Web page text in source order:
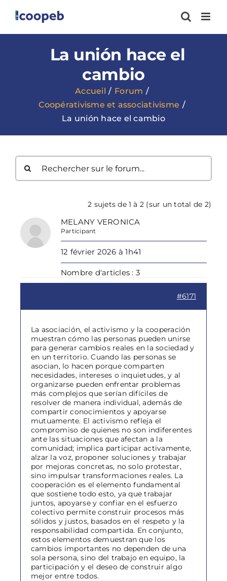
contenu
La unión hace el
cambio
Accueil
Forum
Coopérativisme et associativisme
La unión hace el cambio
2 sujets de 1 à 2 (sur un total de 2)
MELANY VERONICA
Participant
12 février 2026 à 1h41
Nombre d'articles : 3
#6171
La asociación, el activismo y la cooperación
muestran cómo las personas pueden unirse
para generar cambios reales en la sociedad y
en un territorio. Cuando las personas se
asocian, lo hacen porque comparten
necesidades, intereses o inquietudes, y al
organizarse pueden enfrentar problemas
más complejos que serían difíciles de
resolver de manera individual, además de
compartir conocimientos y apoyarse
mutuamente. El activismo refleja el
compromiso de quienes no son indiferentes
ante las situaciones que afectan a la
comunidad; implica participar activamente,
alzar la voz, proponer soluciones y trabajar
por mejoras concretas, no solo protestar,
sino impulsar transformaciones reales. La
cooperación es el elemento fundamental
que sostiene todo esto, ya que trabajar
juntos, apoyarse y confiar en el esfuerzo
colectivo permite construir procesos más
sólidos y justos, basados en el respeto y la
responsabilidad compartida. En conjunto,
estos elementos demuestran que los
cambios importantes no dependen de una
sola persona, sino del trabajo en equipo, la
participación y el deseo de construir algo
mejor entre todos.